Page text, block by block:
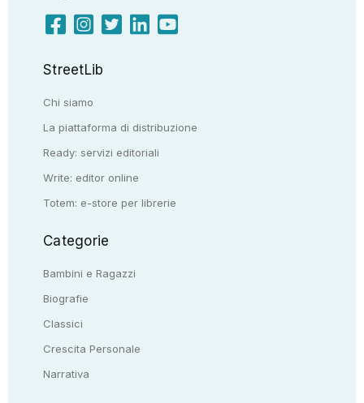
StreetLib
Chi siamo
La piattaforma di distribuzione
Ready: servizi editoriali
Write: editor online
Totem: e-store per librerie
Categorie
Bambini e Ragazzi
Biografie
Classici
Crescita Personale
Narrativa